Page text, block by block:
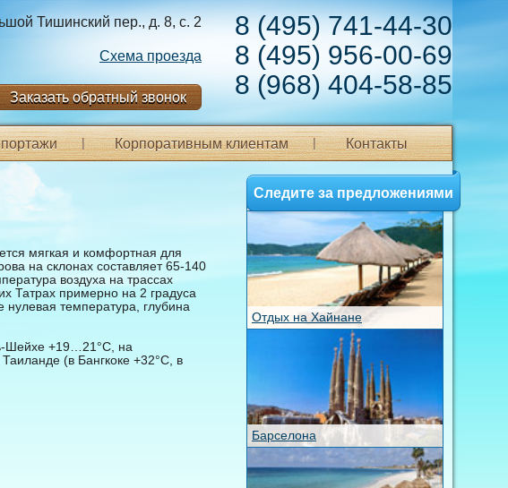
8 (495) 741-44-30
8 (495) 956-00-69
8 (968) 404-58-85
Тишинский пер., д. 8, с. 2
Схема проезда
Заказать обратный звонок
Корпоративным клиентам Контакты
мягкая и комфортная для
на склонах составляет 65-140
воздуха на трассах
Татрах примерно на 2 градуса
температура, глубина
Шейхе +19…21°С, на
(в Бангкоке +32°С, в
Следите за предложениями
Отдых на Хайнане
Барселона